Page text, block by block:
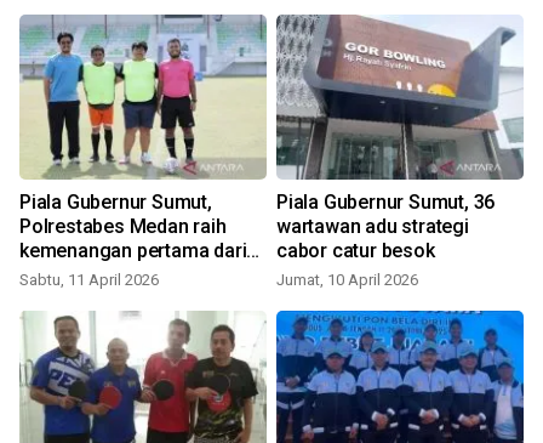
Piala Gubernur Sumut,
Polrestabes Medan raih
kemenangan pertama dari
WIB
Sabtu, 11 April 2026
Piala Gubernur Sumut, 36
wartawan adu strategi
cabor catur besok
Jumat, 10 April 2026